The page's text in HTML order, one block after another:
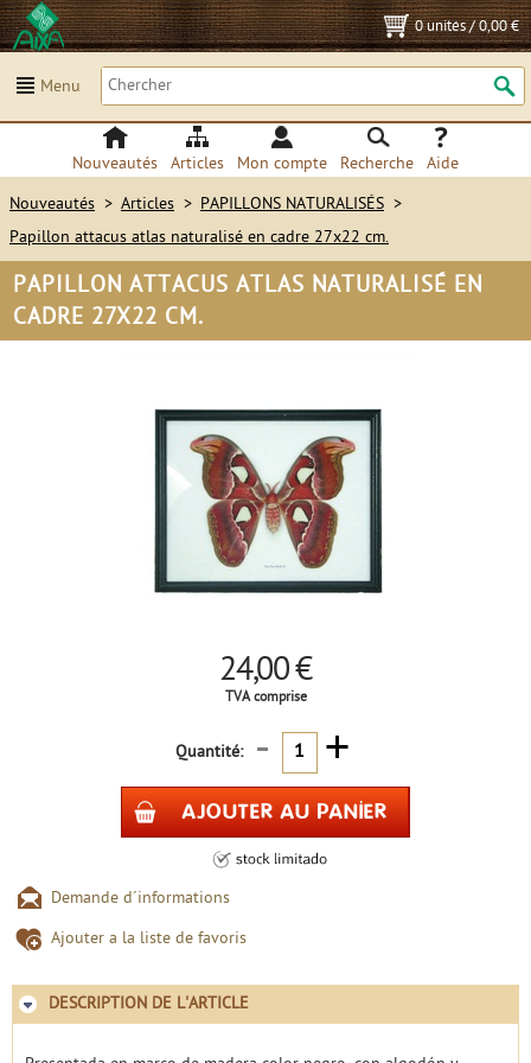
0 unités/0,00 €
Menu
Nouveautés Articles Mon compte Recherche Aide
Nouveautés > Articles > PAPILLONS NATURALISÉS >
Papillon attacus atlas naturalisé en cadre 27x22 cm.
PAPILLON ATTACUS ATLAS NATURALISÉ EN
CADRE 27X22 CM.
24,00 €
TVA comprise
Quantité: - +
Demande d´informations
Ajouter a la liste de favoris
DESCRIPTION DE L'ARTICLE